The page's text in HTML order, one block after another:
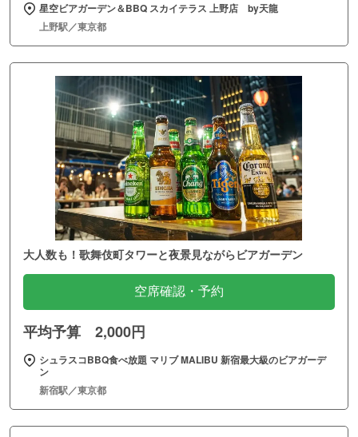
星空ビアガーデン＆BBQ スカイテラス 上野店 by天龍
上野駅／東京都
大人数も！歌舞伎町タワーと夜景見ながらビアガーデン
空席確認・予約
平均予算 2,000円
シュラスコBBQ食べ放題 マリブ MALIBU 新宿最大級のビアガーデ
ン
新宿駅／東京都